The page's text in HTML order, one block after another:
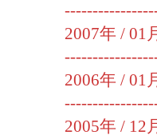
2007年 / 01
2006年 / 01
2005年 / 12